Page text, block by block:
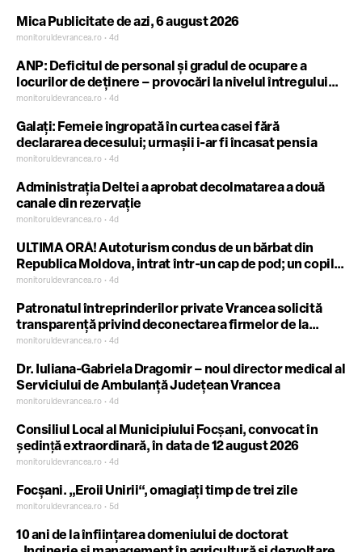
Mica Publicitate de azi, 6 august 2026
monitoruldevrancea.ro • 4d
ANP: Deficitul de personal și gradul de ocupare a
locurilor de deținere – provocări la nivelul întregului
sistem penitenciar
monitoruldevrancea.ro • 4d
Galați: Femeie îngropată în curtea casei fără
declararea decesului; urmașii i-ar fi încasat pensia
monitoruldevrancea.ro • 4d
Administrația Deltei a aprobat decolmatarea a două
canale din rezervație
monitoruldevrancea.ro • 4d
ULTIMA ORĂ! Autoturism condus de un bărbat din
Republica Moldova, intrat într-un cap de pod; un copil
de 12 ani a fost rănit
monitoruldevrancea.ro • 4d
Patronatul întreprinderilor private Vrancea solicită
transparență privind deconectarea firmelor de la
alimentarea cu energie electrică
monitoruldevrancea.ro • 4d
Dr. Iuliana-Gabriela Dragomir – noul director medical al
Serviciului de Ambulanță Județean Vrancea
monitoruldevrancea.ro • 4d
Consiliul Local al Municipiului Focşani, convocat în
şedinţă extraordinară, în data de 12 august 2026
monitoruldevrancea.ro • 4d
Focșani. „Eroii Unirii“, omagiați timp de trei zile
monitoruldevrancea.ro • 5d
10 ani de la înființarea domeniului de doctorat